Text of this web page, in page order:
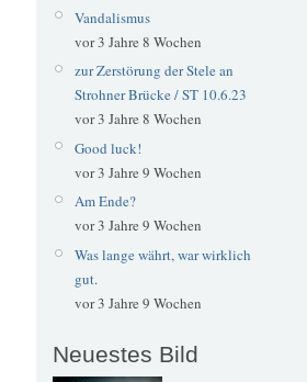
Vandalismus
vor 3 Jahre 8 Wochen
zur Zerstörung der Stele an
Strohner Brücke / ST 10.6.23
vor 3 Jahre 8 Wochen
Good luck!
vor 3 Jahre 9 Wochen
Am Ende?
vor 3 Jahre 9 Wochen
Was lange währt, war wirklich
gut.
vor 3 Jahre 9 Wochen
Neuestes Bild